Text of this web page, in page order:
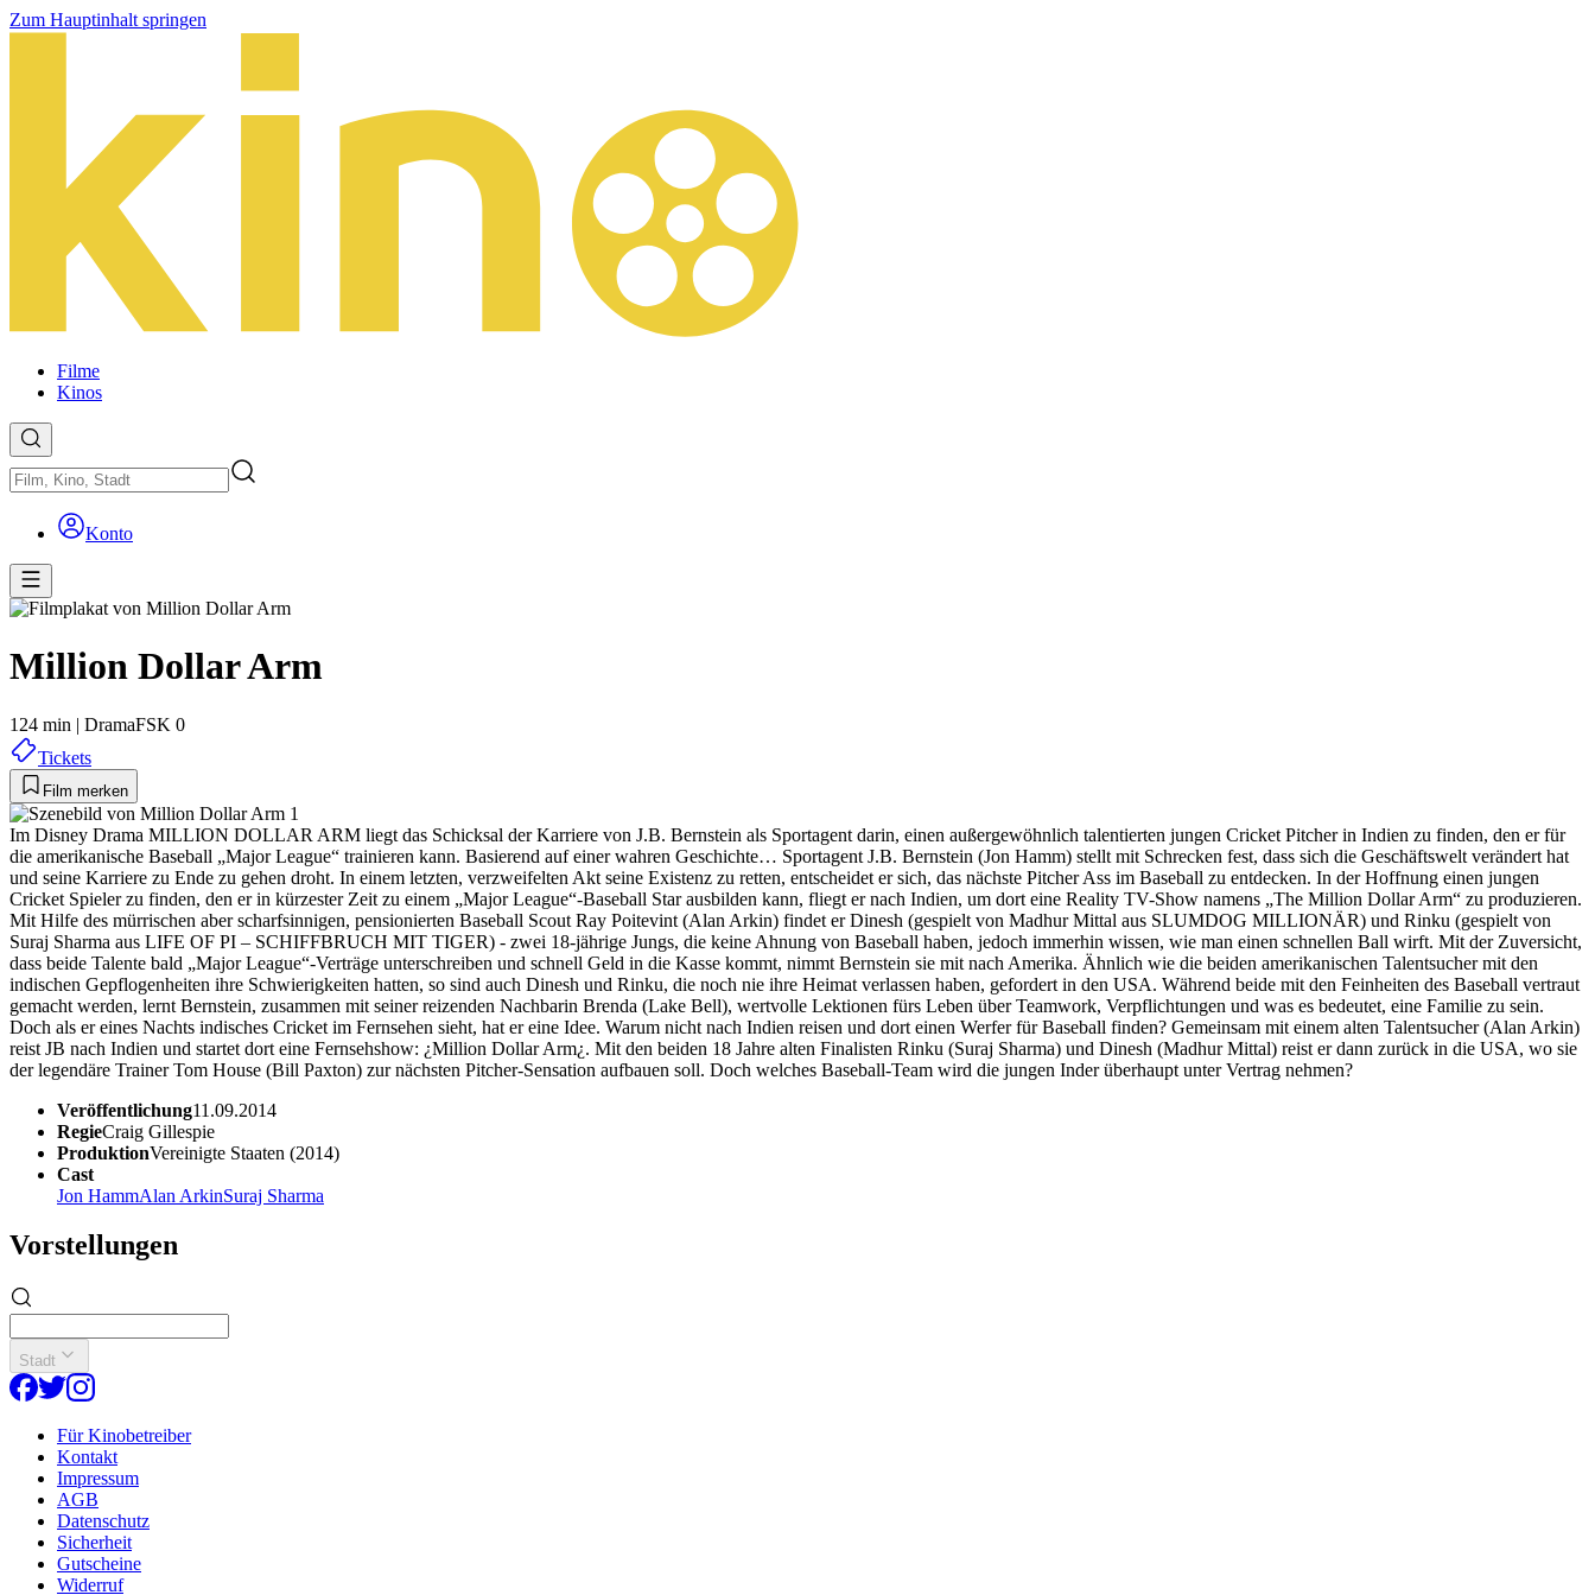
Zum Hauptinhalt springen
Filme
Kinos
Konto
Million Dollar Arm
124 min | DramaFSK 0
Tickets
Film merken
Im Disney Drama MILLION DOLLAR ARM liegt das Schicksal der Karriere von J.B. Bernstein als Sportagent darin, einen außergewöhnlich talentierten jungen Cricket Pitcher in Indien zu finden, den er für
die amerikanische Baseball „Major League“ trainieren kann. Basierend auf einer wahren Geschichte… Sportagent J.B. Bernstein (Jon Hamm) stellt mit Schrecken fest, dass sich die Geschäftswelt verändert hat
und seine Karriere zu Ende zu gehen droht. In einem letzten, verzweifelten Akt seine Existenz zu retten, entscheidet er sich, das nächste Pitcher Ass im Baseball zu entdecken. In der Hoffnung einen jungen
Cricket Spieler zu finden, den er in kürzester Zeit zu einem „Major League“-Baseball Star ausbilden kann, fliegt er nach Indien, um dort eine Reality TV-Show namens „The Million Dollar Arm“ zu produzieren.
Mit Hilfe des mürrischen aber scharfsinnigen, pensionierten Baseball Scout Ray Poitevint (Alan Arkin) findet er Dinesh (gespielt von Madhur Mittal aus SLUMDOG MILLIONÄR) und Rinku (gespielt von
Suraj Sharma aus LIFE OF PI – SCHIFFBRUCH MIT TIGER) - zwei 18-jährige Jungs, die keine Ahnung von Baseball haben, jedoch immerhin wissen, wie man einen schnellen Ball wirft. Mit der Zuversicht,
dass beide Talente bald „Major League“-Verträge unterschreiben und schnell Geld in die Kasse kommt, nimmt Bernstein sie mit nach Amerika. Ähnlich wie die beiden amerikanischen Talentsucher mit den
indischen Gepflogenheiten ihre Schwierigkeiten hatten, so sind auch Dinesh und Rinku, die noch nie ihre Heimat verlassen haben, gefordert in den USA. Während beide mit den Feinheiten des Baseball vertraut
gemacht werden, lernt Bernstein, zusammen mit seiner reizenden Nachbarin Brenda (Lake Bell), wertvolle Lektionen fürs Leben über Teamwork, Verpflichtungen und was es bedeutet, eine Familie zu sein.
Doch als er eines Nachts indisches Cricket im Fernsehen sieht, hat er eine Idee. Warum nicht nach Indien reisen und dort einen Werfer für Baseball finden? Gemeinsam mit einem alten Talentsucher (Alan Arkin)
reist JB nach Indien und startet dort eine Fernsehshow: ¿Million Dollar Arm¿. Mit den beiden 18 Jahre alten Finalisten Rinku (Suraj Sharma) und Dinesh (Madhur Mittal) reist er dann zurück in die USA, wo sie
der legendäre Trainer Tom House (Bill Paxton) zur nächsten Pitcher-Sensation aufbauen soll. Doch welches Baseball-Team wird die jungen Inder überhaupt unter Vertrag nehmen?
Veröffentlichung11.09.2014
RegieCraig Gillespie
ProduktionVereinigte Staaten (2014)
Cast
Jon HammAlan ArkinSuraj Sharma
Vorstellungen
Stadt
Für Kinobetreiber
Kontakt
Impressum
AGB
Datenschutz
Sicherheit
Gutscheine
Widerruf